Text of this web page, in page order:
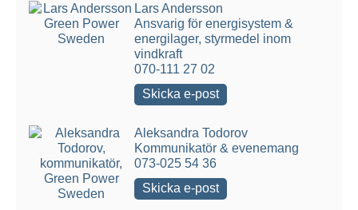
Lars Andersson
Ansvarig för energisystem &
energilager, styrmedel inom
vindkraft
070-111 27 02
Skicka e-post
Aleksandra Todorov
Kommunikatör & evenemang
073-025 54 36
Skicka e-post